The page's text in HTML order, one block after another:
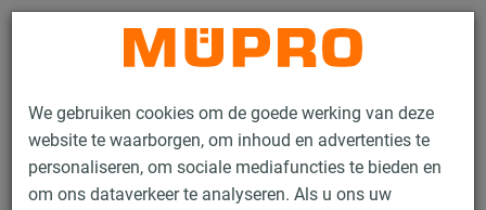
We gebruiken cookies om de goede werking van deze
website te waarborgen, om inhoud en advertenties te
personaliseren, om sociale mediafuncties te bieden en
om ons dataverkeer te analyseren. Als u ons uw
Contact